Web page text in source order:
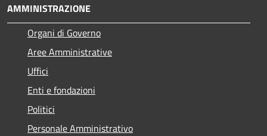
AMMINISTRAZIONE
Organi di Governo
Aree Amministrative
Uffici
Enti e fondazioni
Politici
Personale Amministrativo